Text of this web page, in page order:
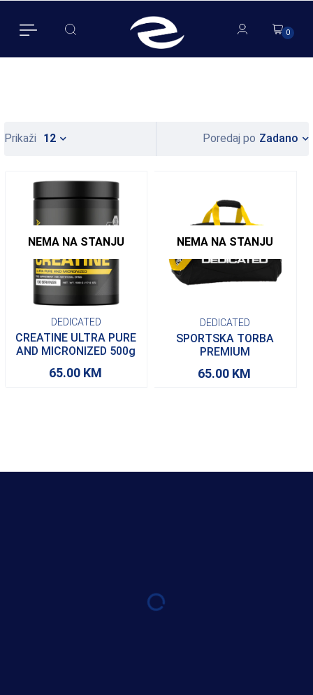
0
Poredaj po Zadano
Prikaži 12
NEMA NA STANJU
DEDICATED
CREATINE ULTRA PURE
AND MICRONIZED 500g
65.00 KM
NEMA NA STANJU
DEDICATED
SPORTSKA TORBA
PREMIUM
65.00 KM